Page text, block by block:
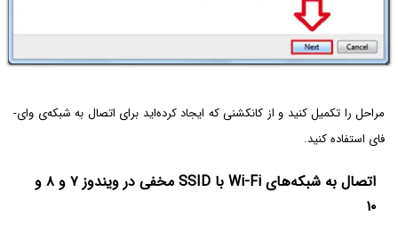
مراحل را تکمیل کنید و از کانکشنی که ایجاد کرده‌اید برای اتصال به شبکه‌ی وای-
فای استفاده کنید.
اتصال به شبکه‌های Wi-Fi با SSID مخفی در ویندوز ۷ و ۸ و
۱۰